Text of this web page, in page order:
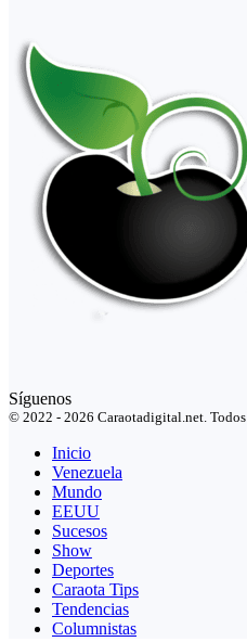
Síguenos
© 2022 - 2026 Caraotadigital.net. Todos
Inicio
Venezuela
Mundo
EEUU
Sucesos
Show
Deportes
Caraota Tips
Tendencias
Columnistas